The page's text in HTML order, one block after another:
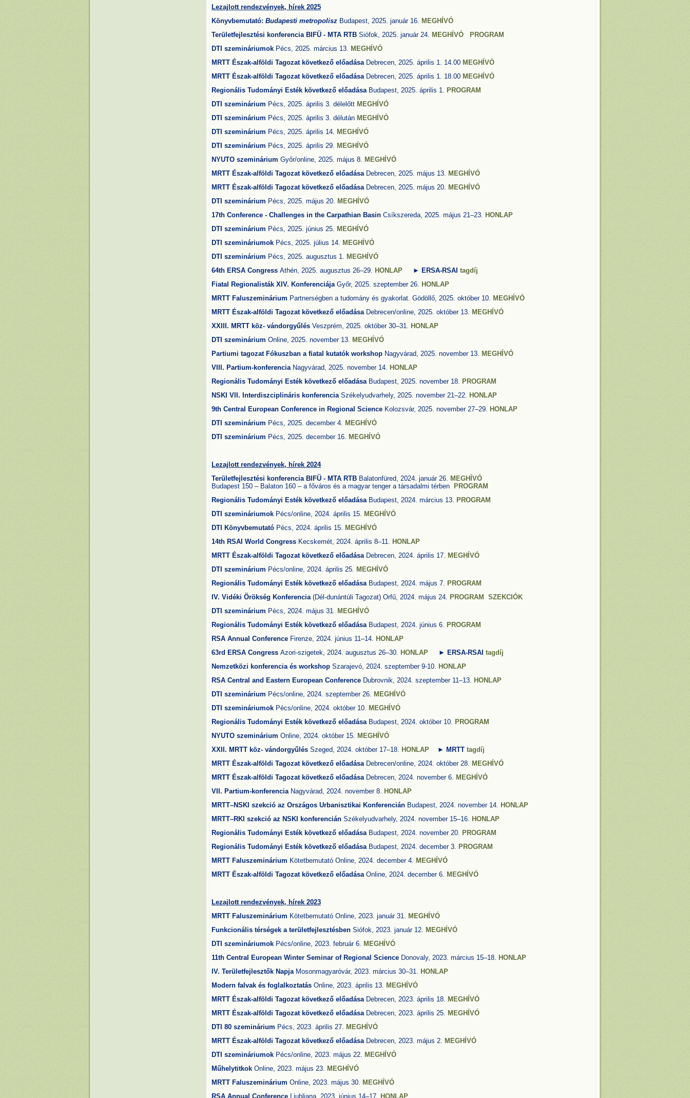
Lezajlott rendezvények, hírek 2025
Könyvbemutató: Budapesti metropolisz Budapest, 2025. január 16. MEGHÍVÓ
Területfejlesztési konferencia BIFÜ - MTA RTB Siófok, 2025. január 24. MEGHÍVÓ
PROGRAM
DTI szemináriumok Pécs, 2025. március 13. MEGHÍVÓ
MRTT Észak-alföldi Tagozat következő előadása Debrecen, 2025. április 1. 14.00 MEGHÍVÓ
MRTT Észak-alföldi Tagozat következő előadása Debrecen, 2025. április 1. 18.00 MEGHÍVÓ
Regionális Tudományi Esték következő előadásaBudapest, 2025. április 1. PROGRAM
DTI szeminárium Pécs, 2025. április 3. délelőtt MEGHÍVÓ
DTI szeminárium Pécs, 2025. április 3. délután MEGHÍVÓ
DTI szeminárium Pécs, 2025. április 14. MEGHÍVÓ
DTI szeminárium Pécs, 2025. április 29. MEGHÍVÓ
NYUTO szeminárium Győr/online, 2025. május 8. MEGHÍVÓ
MRTT Észak-alföldi Tagozat következő előadása Debrecen, 2025. május 13. MEGHÍVÓ
MRTT Észak-alföldi Tagozat következő előadása Debrecen, 2025. május 20. MEGHÍVÓ
DTI szeminárium Pécs, 2025. május 20. MEGHÍVÓ
17th Conference - Challenges in the Carpathian Basin Csíkszereda, 2025. május 21–23. HONLAP
DTI szeminárium Pécs, 2025. június 25. MEGHÍVÓ
DTI szemináriumok Pécs, 2025. július 14. MEGHÍVÓ
DTI szeminárium Pécs, 2025. augusztus 1. MEGHÍVÓ
64th ERSA Congress Athén, 2025. augusztus 26–29. HONLAP ► ERSA-RSAI tagdíj
Fiatal Regionalisták XIV. KonferenciájaGyőr, 2025. szeptember 26. HONLAP
MRTT Faluszeminárium Partnerségben a tudomány és gyakorlat. Gödöllő, 2025. október 10. MEGHÍVÓ
MRTT Észak-alföldi Tagozat következő előadása Debrecen/online, 2025. október 13. MEGHÍVÓ
XXIII. MRTT köz- vándorgyűlés Veszprém, 2025. október 30–31. HONLAP
DTI szeminárium Online, 2025. november 13. MEGHÍVÓ
Partiumi tagozat Fókuszban a fiatal kutatók workshop Nagyvárad, 2025. november 13. MEGHÍVÓ
VIII. Partium-konferencia Nagyvárad, 2025. november 14. HONLAP
Regionális Tudományi Esték következő előadásaBudapest, 2025. november 18. PROGRAM
NSKI VII. Interdiszciplináris konferenciaSzékelyudvarhely, 2025. november 21–22. HONLAP
9th Central European Conference in Regional Science Kolozsvár, 2025. november 27–29. HONLAP
DTI szeminárium Pécs, 2025. december 4. MEGHÍVÓ
DTI szeminárium Pécs, 2025. december 16. MEGHÍVÓ
Lezajlott rendezvények, hírek 2024
Területfejlesztési konferencia BIFÜ - MTA RTB Balatonfüred, 2024. január 26. MEGHÍVÓ
Budapest 150 – Balaton 160 – a főváros és a magyar tenger a társadalmi térben
PROGRAM
Regionális Tudományi Esték következő előadásaBudapest, 2024. március 13. PROGRAM
DTI szemináriumok Pécs/online, 2024. április 15. MEGHÍVÓ
DTI Könyvbemutató Pécs, 2024. április 15. MEGHÍVÓ
14th RSAI World Congress Kecskemét, 2024. április 8–11. HONLAP
MRTT Észak-alföldi Tagozat következő előadása Debrecen, 2024. április 17. MEGHÍVÓ
DTI szeminárium Pécs/online, 2024. április 25. MEGHÍVÓ
Regionális Tudományi Esték következő előadásaBudapest, 2024. május 7. PROGRAM
IV. Vidéki Örökség Konferencia(Dél-dunántúli Tagozat) Orfű, 2024. május 24. PROGRAM
SZEKCIÓK
DTI szeminárium Pécs, 2024. május 31. MEGHÍVÓ
Regionális Tudományi Esték következő előadásaBudapest, 2024. június 6. PROGRAM
RSA Annual Conference Firenze, 2024. június 11–14. HONLAP
63rd ERSA Congress Azori-szigetek, 2024. augusztus 26–30. HONLAP ► ERSA-RSAI tagdíj
Nemzetközi konferencia és workshop Szarajevó, 2024. szeptember 9-10. HONLAP
RSA Central and Eastern European Conference Dubrovnik, 2024. szeptember 11–13. HONLAP
DTI szeminárium Pécs/online, 2024. szeptember 26. MEGHÍVÓ
DTI szemináriumok Pécs/online, 2024. október 10. MEGHÍVÓ
Regionális Tudományi Esték következő előadásaBudapest, 2024. október 10. PROGRAM
NYUTO szeminárium Online, 2024. október 15. MEGHÍVÓ
XXII. MRTT köz- vándorgyűlés Szeged, 2024. október 17–18. HONLAP ► MRTT tagdíj
MRTT Észak-alföldi Tagozat következő előadása Debrecen/online, 2024. október 28. MEGHÍVÓ
MRTT Észak-alföldi Tagozat következő előadása Debrecen, 2024. november 6. MEGHÍVÓ
VII. Partium-konferencia Nagyvárad, 2024. november 8. HONLAP
MRTT–NSKI szekció az Országos Urbanisztikai Konferencián Budapest, 2024. november 14. HONLAP
MRTT–RKI szekció az NSKI konferencián Székelyudvarhely, 2024. november 15–16. HONLAP
Regionális Tudományi Esték következő előadásaBudapest, 2024. november 20. PROGRAM
Regionális Tudományi Esték következő előadásaBudapest, 2024. december 3. PROGRAM
MRTT Faluszeminárium Kötetbemutató Online, 2024. december 4. MEGHÍVÓ
MRTT Észak-alföldi Tagozat következő előadása Online, 2024. december 6. MEGHÍVÓ
Lezajlott rendezvények, hírek 2023
MRTT Faluszeminárium Kötetbemutató Online, 2023. január 31. MEGHÍVÓ
Funkcionális térségek a területfejlesztésben Siófok, 2023. január 12. MEGHÍVÓ
DTI szemináriumok Pécs/online, 2023. február 6. MEGHÍVÓ
11th Central European Winter Seminar of Regional Science Donovaly, 2023. március 15–18. HONLAP
IV. Területfejlesztők Napja Mosonmagyaróvár, 2023. március 30–31. HONLAP
Modern falvak és foglalkoztatás Online, 2023. április 13. MEGHÍVÓ
MRTT Észak-alföldi Tagozat következő előadása Debrecen, 2023. április 18. MEGHÍVÓ
MRTT Észak-alföldi Tagozat következő előadása Debrecen, 2023. április 25. MEGHÍVÓ
DTI 80 szeminárium Pécs, 2023. április 27. MEGHÍVÓ
MRTT Észak-alföldi Tagozat következő előadása Debrecen, 2023. május 2. MEGHÍVÓ
DTI szemináriumok Pécs/online, 2023. május 22. MEGHÍVÓ
Műhelytitkok Online, 2023. május 23. MEGHÍVÓ
MRTT Faluszeminárium Online, 2023. május 30. MEGHÍVÓ
RSA Annual Conference
Ljubljana, 2023. június 14–17. HONLAP